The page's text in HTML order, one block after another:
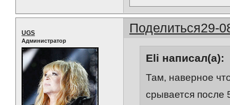
Поделиться29-
UGS
Администратор
Eli написал(а):
Там, наверное
срывается после